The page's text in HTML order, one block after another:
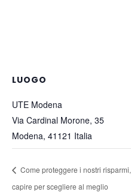
LUOGO
UTE Modena
Via Cardinal Morone, 35
Modena, 41121 Italia
Come proteggere i nostri risparmi,
capire per scegliere al meglio